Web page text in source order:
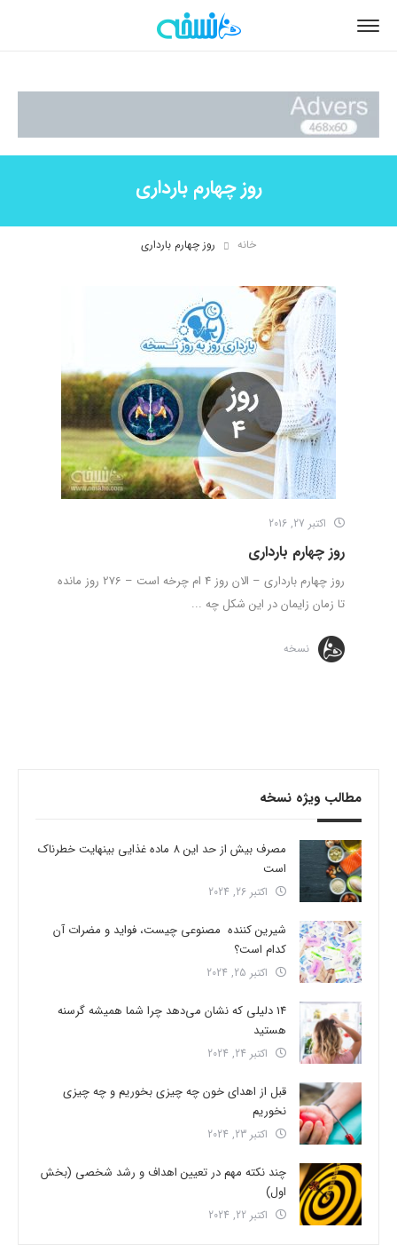
روز چهارم بارداری
خانه روز چهارم بارداری
اکتبر 27, 2016
روز چهارم بارداری
روز چهارم بارداری – الان روز 4 ام چرخه است – 276 روز مانده
تا زمان زایمان در این شکل چه ...
نسخه
مطالب ویژه نسخه
مصرف بیش از حد این 8 ماده غذایی بینهایت خطرناک
است
اکتبر 26, 2024
شیرین کننده مصنوعی چیست، فواید و مضرات آن
کدام است؟
اکتبر 25, 2024
14 دلیلی که نشان می‌دهد چرا شما همیشه گرسنه
هستید
اکتبر 24, 2024
قبل از اهدای خون چه چیزی بخوریم و چه چیزی
نخوریم
اکتبر 23, 2024
چند نکته مهم در تعیین اهداف و رشد شخصی (بخش
اول)
اکتبر 22, 2024